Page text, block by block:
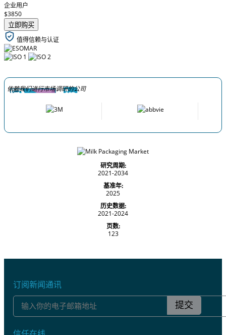
企业用户
$3850
立即购买
值得信赖与认证
依赖我们进行市场调研的公司
研究周期:
2021-2034
基准年:
2025
历史数据:
2021-2024
页数:
123
订阅新闻通讯
提交